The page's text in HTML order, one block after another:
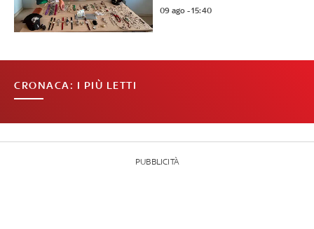
09 ago - 15:40
CRONACA: I PIÙ LETTI
PUBBLICITÀ